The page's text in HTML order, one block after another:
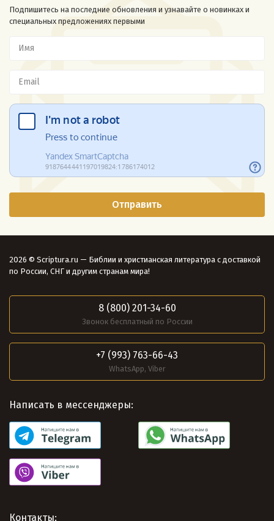
Подпишитесь на последние обновления и узнавайте о новинках и
специальных предложениях первыми
2026 © Scriptura.ru — Библии и христианская литература с доставкой
по России, СНГ и другим странам мира!
8 (800) 201-34-60
Звонок бесплатный по России
+7 (993) 763-66-43
WhatsApp, Viber
Написать в мессенджеры:
Контакты: